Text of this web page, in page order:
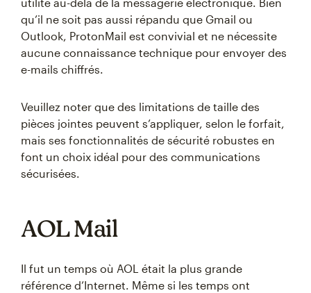
qu’il ne soit pas aussi répandu que Gmail ou
Outlook, ProtonMail est convivial et ne nécessite
aucune connaissance technique pour envoyer des
e-mails chiffrés.
Veuillez noter que des limitations de taille des
pièces jointes peuvent s’appliquer, selon le forfait,
mais ses fonctionnalités de sécurité robustes en
font un choix idéal pour des communications
sécurisées.
AOL Mail
Il fut un temps où AOL était la plus grande
référence d’Internet. Même si les temps ont